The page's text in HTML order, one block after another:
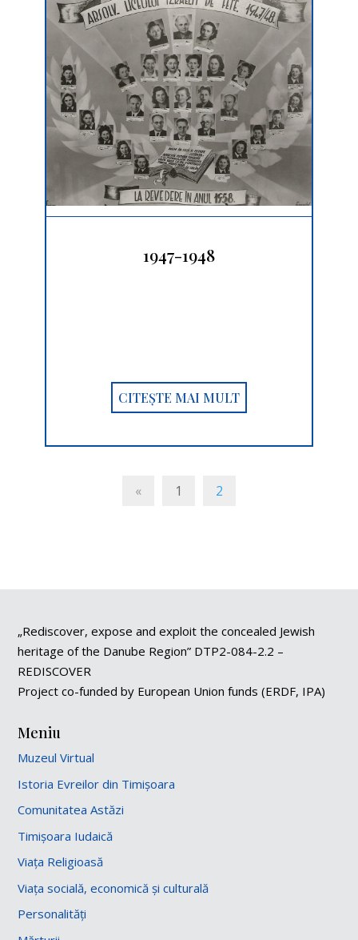
1947-1948
CITEȘTE MAI MULT
« 1 2
„Rediscover, expose and exploit the concealed Jewish
heritage of the Danube Region” DTP2-084-2.2 –
REDISCOVER
Project co-funded by European Union funds (ERDF, IPA)
Meniu
Muzeul Virtual
Istoria Evreilor din Timișoara
Comunitatea Astăzi
Timișoara Iudaică
Viața Religioasă
Viața socială, economică și culturală
Personalități